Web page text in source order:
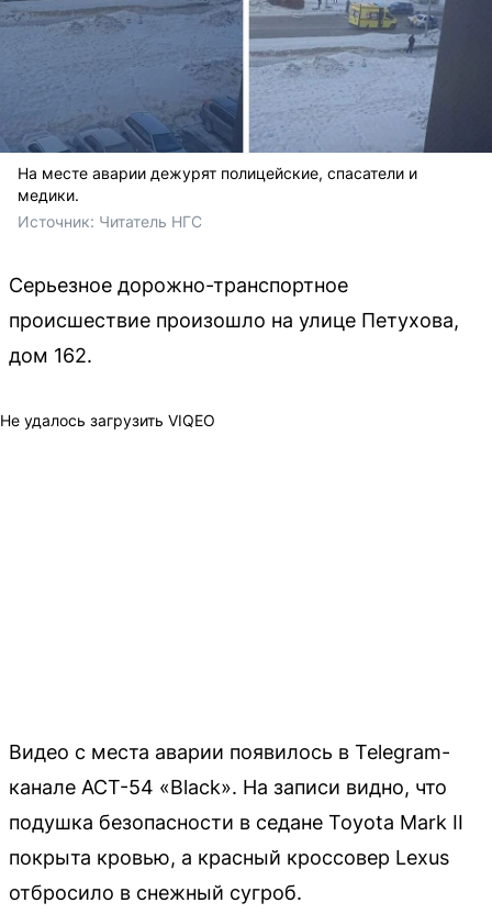
На месте аварии дежурят полицейские, спасатели и
медики.
Источник: Читатель НГС
Серьезное дорожно-транспортное
происшествие произошло на улице Петухова,
дом 162.
Не удалось загрузить VIQEO
Видео с места аварии появилось в Telegram-
канале АСТ-54 «Black». На записи видно, что
подушка безопасности в седане Toyota Mark II
покрыта кровью, а красный кроссовер Lexus
отбросило в снежный сугроб.